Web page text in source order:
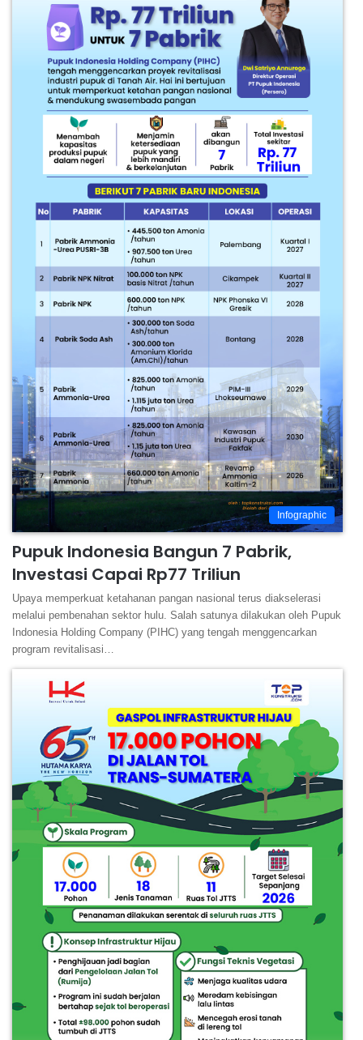
Infographic
Pupuk Indonesia Bangun 7 Pabrik,
Investasi Capai Rp77 Triliun
Upaya memperkuat ketahanan pangan nasional terus diakselerasi
melalui pembenahan sektor hulu. Salah satunya dilakukan oleh Pupuk
Indonesia Holding Company (PIHC) yang tengah menggencarkan
program revitalisasi…